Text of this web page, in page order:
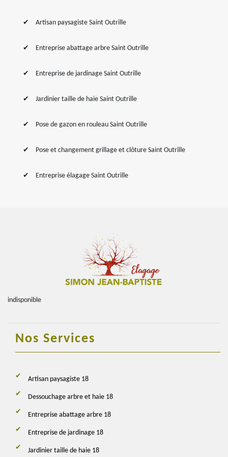
Artisan paysagiste Saint Outrille
Entreprise abattage arbre Saint Outrille
Entreprise de jardinage Saint Outrille
Jardinier taille de haie Saint Outrille
Pose de gazon en rouleau Saint Outrille
Pose et changement grillage et clôture Saint Outrille
Entreprise élagage Saint Outrille
indisponible
Nos Services
Artisan paysagiste 18
Dessouchage arbre et haie 18
Entreprise abattage arbre 18
Entreprise de jardinage 18
Jardinier taille de haie 18